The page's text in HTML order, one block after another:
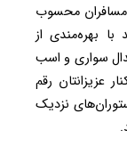
مسافران محسوب
بهره‌مندی از
سواری و اسب
عزیزانتان رقم
نزدیک